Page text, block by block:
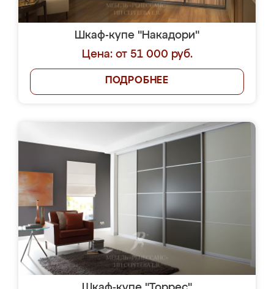
Шкаф-купе "Накадори"
Цена: от 51 000 руб.
ПОДРОБНЕЕ